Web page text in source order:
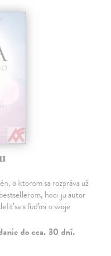
o ktorom sa rozpráva už
hoci ju autor
sa s ľuďmi o svoje
do cca. 30 dní.